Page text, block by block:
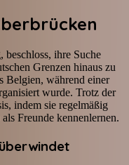
beschloss, ihre Suche
Grenzen hinaus zu
Belgien, während einer
wurde. Trotz der
indem sie regelmäßig
Freunde kennenlernen.